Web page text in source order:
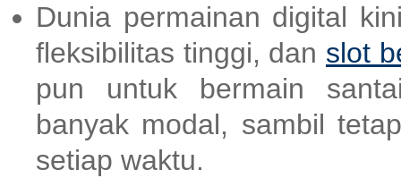
Dunia permainan digital
fleksibilitas tinggi, dan slot
pun untuk bermain
banyak modal, sambil
setiap waktu.